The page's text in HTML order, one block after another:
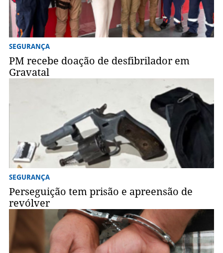
SEGURANÇA
PM recebe doação de desfibrilador em
Gravatal
SEGURANÇA
Perseguição tem prisão e apreensão de
revólver